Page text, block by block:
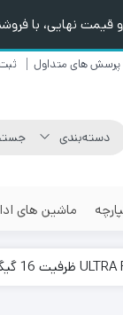
نهایی، با
پرسش های متداول
ماشین های